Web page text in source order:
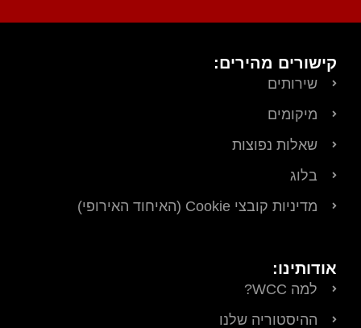
קישורים מהירים:
שירותים
מיקומים
שאלות נפוצות
בלוג
מדיניות קובצי Cookie (האיחוד האירופי)
אודותינו:
למה WCC?
ההיסטוריה שלנו